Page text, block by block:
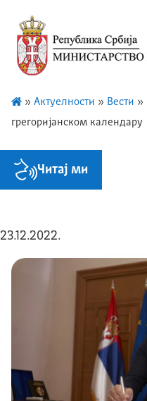
» Актуелности » Вести »
грегоријанском календару
Читај ми
23.12.2022.